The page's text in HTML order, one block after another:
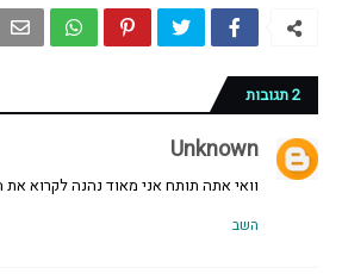
2 תגובות
Unknown
וואי אתה תותח אני מאוד נהנה לקרוא את
השב